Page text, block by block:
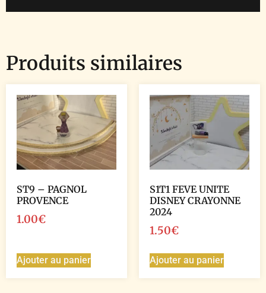
Produits similaires
ST9 – PAGNOL
PROVENCE
1.00€
Ajouter au panier
S1T1 FEVE UNITE
DISNEY CRAYONNE
2024
1.50€
Ajouter au panier